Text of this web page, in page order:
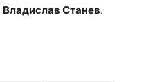
Владислав Станев.